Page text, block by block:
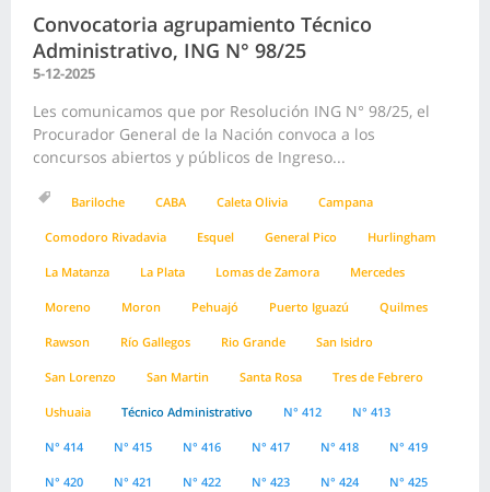
Convocatoria agrupamiento Técnico
Administrativo, ING N° 98/25
5-12-2025
Les comunicamos que por Resolución ING N° 98/25, el
Procurador General de la Nación convoca a los
concursos abiertos y públicos de Ingreso...
Bariloche CABA Caleta Olivia Campana
Comodoro Rivadavia Esquel General Pico Hurlingham
La Matanza La Plata Lomas de Zamora Mercedes
Moreno Moron Pehuajó Puerto Iguazú Quilmes
Rawson Río Gallegos Rio Grande San Isidro
San Lorenzo San Martin Santa Rosa Tres de Febrero
Ushuaia Técnico Administrativo N° 412 N° 413
N° 414 N° 415 N° 416 N° 417 N° 418 N° 419
N° 420 N° 421 N° 422 N° 423 N° 424 N° 425